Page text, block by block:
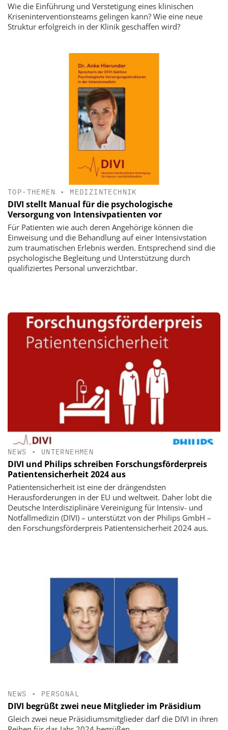
Wie die Einführung und Verstetigung eines klinischen
Kriseninterventionsteams gelingen kann? Wie eine neue
Struktur erfolgreich in der Klinik geschaffen wird?
TOP-THEMEN • MEDIZINTECHNIK
DIVI stellt Manual für die psychologische
Versorgung von Intensivpatienten vor
Für Patienten wie auch deren Angehörige können die
Einweisung und die Behandlung auf einer Intensivstation
zum traumatischen Erlebnis werden. Entsprechend sind die
psychologische Begleitung und Unterstützung durch
qualifiziertes Personal unverzichtbar.
NEWS • UNTERNEHMEN
DIVI und Philips schreiben Forschungsförderpreis
Patientensicherheit 2024 aus
Patientensicherheit ist eine der drängendsten
Herausforderungen in der EU und weltweit. Daher lobt die
Deutsche Interdisziplinäre Vereinigung für Intensiv- und
Notfallmedizin (DIVI) – unterstützt von der Philips GmbH –
den Forschungsförderpreis Patientensicherheit 2024 aus.
NEWS • PERSONAL
DIVI begrüßt zwei neue Mitglieder im Präsidium
Gleich zwei neue Präsidiumsmitglieder darf die DIVI in ihren